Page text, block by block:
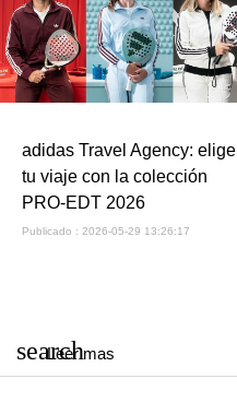
adidas Travel Agency: elige
tu viaje con la colección
PRO-EDT 2026
Publicado : 2026-05-29 13:26:17
search
Leer mas